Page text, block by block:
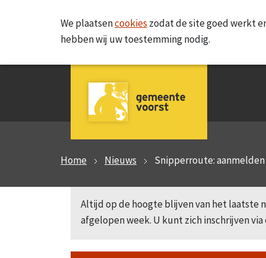
We plaatsencookies zodat de site goed werkt
hebben wij uw toestemming nodig.
Home Nieuws Snipperroute:
Altijd op de hoogte blijven van het laatste
afgelopen week. U kunt zich inschrijven